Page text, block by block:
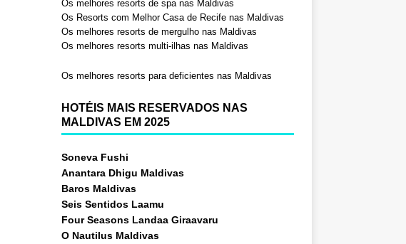
Os melhores resorts de spa nas Maldivas
Os Resorts com Melhor Casa de Recife nas Maldivas
Os melhores resorts de mergulho nas Maldivas
Os melhores resorts multi-ilhas nas Maldivas
Os melhores resorts para deficientes nas Maldivas
HOTÉIS MAIS RESERVADOS NAS
MALDIVAS EM 2025
Soneva Fushi
Anantara Dhigu Maldivas
Baros Maldivas
Seis Sentidos Laamu
Four Seasons Landaa Giraavaru
O Nautilus Maldivas